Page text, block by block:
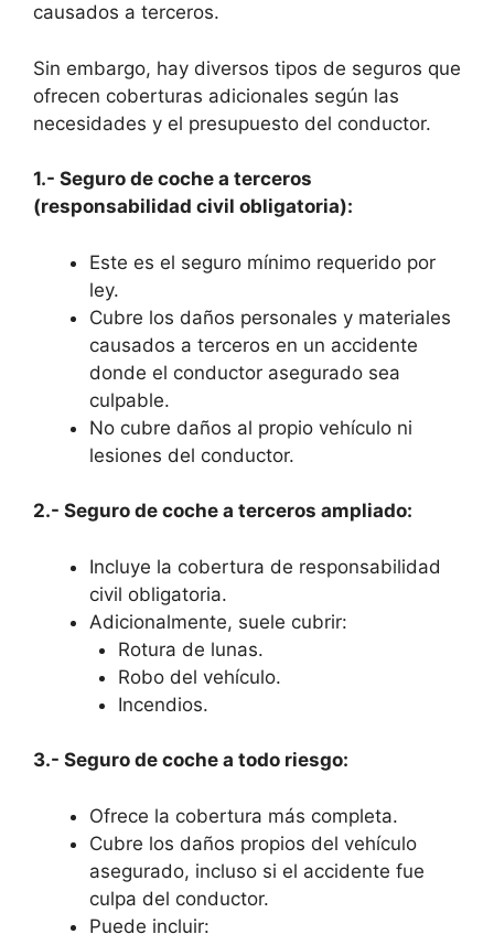
causados a terceros.
Sin embargo, hay diversos tipos de seguros que
ofrecen coberturas adicionales según las
necesidades y el presupuesto del conductor.
1.- Seguro de coche a terceros
(responsabilidad civil obligatoria):
Este es el seguro mínimo requerido por
ley.
Cubre los daños personales y materiales
causados a terceros en un accidente
donde el conductor asegurado sea
culpable.
No cubre daños al propio vehículo ni
lesiones del conductor.
2.- Seguro de coche a terceros ampliado:
Incluye la cobertura de responsabilidad
civil obligatoria.
Adicionalmente, suele cubrir:
Rotura de lunas.
Robo del vehículo.
Incendios.
3.- Seguro de coche a todo riesgo:
Ofrece la cobertura más completa.
Cubre los daños propios del vehículo
asegurado, incluso si el accidente fue
culpa del conductor.
Puede incluir: